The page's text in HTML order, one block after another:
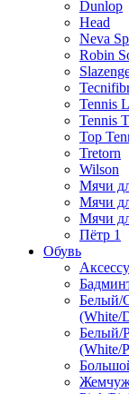
Dunlop
Head
Neva
Robin
Tennis
Tennis
Top
Tretorn
Wilson
Мячи
Мячи
Мячи
Пётр 1
Обувь
Белый/
(White/
Белый/
(White/